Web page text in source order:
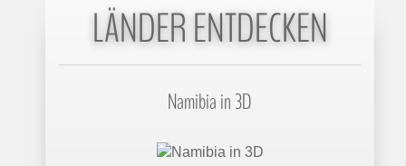
LÄNDER ENTDECKEN
Namibia in 3D